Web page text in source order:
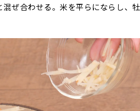
ぜ合わせる。米を平らにならし、